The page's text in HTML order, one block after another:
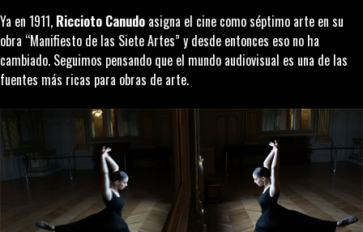
Ya en 1911, Riccioto Canudo asigna el cine como séptimo arte en su
obra “Manifiesto de las Siete Artes” y desde entonces eso no ha
cambiado. Seguimos pensando que el mundo audiovisual es una de las
fuentes más ricas para obras de arte.